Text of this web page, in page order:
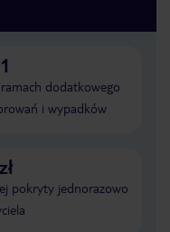
dodatkowego
i wypadków
pokryty jednorazowo